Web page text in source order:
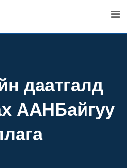
даатгалд
ААНБайгуу